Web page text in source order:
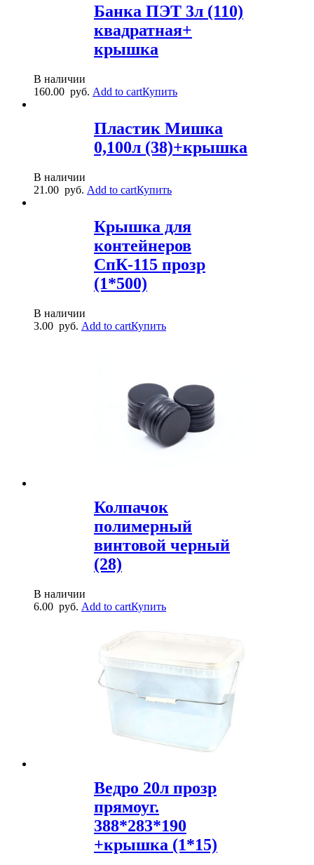
Банка ПЭТ 3л (110)
квадратная+
крышка
В наличии
160.00 руб. Add to cartКупить
Пластик Мишка
0,100л (38)+крышка
В наличии
21.00 руб. Add to cartКупить
Крышка для
контейнеров
СпК-115 прозр
(1*500)
В наличии
3.00 руб. Add to cartКупить
Колпачок
полимерный
винтовой черный
(28)
В наличии
6.00 руб. Add to cartКупить
Ведро 20л прозр
прямоуг.
388*283*190
+крышка (1*15)